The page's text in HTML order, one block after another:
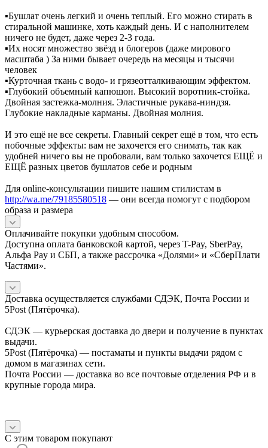
▪️Бушлат очень легкий и очень теплый. Его можно стирать в
стиральной машинке, хоть каждый день. И с наполнителем
ничего не будет, даже через 2-3 года.
▪️Их носят множество звёзд и блогеров (даже мирового
масштаба ) За ними бывает очередь на месяцы и тысячи
человек
▪️Курточная ткань с водо- и грязеотталкивающим эффектом.
▪️Глубокий объемный капюшон. Высокий воротник-стойка.
Двойная застежка-молния. Эластичные рукава-ниндзя.
Глубокие накладные карманы. Двойная молния.
И это ещё не все секреты. Главный секрет ещё в том, что есть
побочные эффекты: вам не захочется его снимать, так как
удобней ничего вы не пробовали, вам только захочется ЕЩЁ и
ЕЩЁ разных цветов бушлатов себе и родным
Для online-консультации пишите нашим стилистам в
http://wa.me/79185580518 — они всегда помогут с подбором
образа и размера
Оплачивайте покупки удобным способом.
Доступна оплата банковской картой, через T-Pay, SberPay,
Альфа Pay и СБП, а также рассрочка «Долями» и «СберПлати
Частями».
Доставка осуществляется службами СДЭК, Почта России и
5Post (Пятёрочка).
СДЭК — курьерская доставка до двери и получение в пунктах
выдачи.
5Post (Пятёрочка) — постаматы и пункты выдачи рядом с
домом в магазинах сети.
Почта России — доставка во все почтовые отделения РФ и в
крупные города мира.
С этим товаром покупают